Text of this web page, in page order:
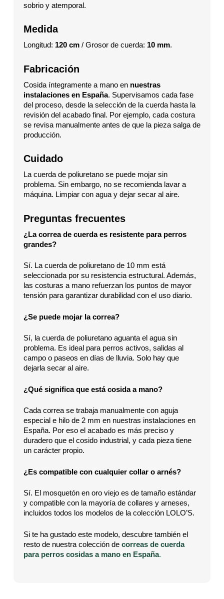
sobrio y atemporal.
Medida
Longitud: 120 cm/ Grosor de cuerda: 10 mm.
Fabricación
Cosida íntegramente a mano en nuestras
instalaciones en España. Supervisamos cada fase
del proceso, desde la selección de la cuerda hasta la
revisión del acabado final. Por ejemplo, cada costura
se revisa manualmente antes de que la pieza salga de
producción.
Cuidado
La cuerda de poliuretano se puede mojar sin
problema. Sin embargo, no se recomienda lavar a
máquina. Limpiar con agua y dejar secar al aire.
Preguntas frecuentes
¿La correa de cuerda es resistente para perros
grandes?
Sí. La cuerda de poliuretano de 10 mm está
seleccionada por su resistencia estructural. Además,
las costuras a mano refuerzan los puntos de mayor
tensión para garantizar durabilidad con el uso diario.
¿Se puede mojar la correa?
Sí, la cuerda de poliuretano aguanta el agua sin
problema. Es ideal para perros activos, salidas al
campo o paseos en días de lluvia. Solo hay que
dejarla secar al aire.
¿Qué significa que está cosida a mano?
Cada correa se trabaja manualmente con aguja
especial e hilo de 2 mm en nuestras instalaciones en
España. Por eso el acabado es más preciso y
duradero que el cosido industrial, y cada pieza tiene
un carácter propio.
¿Es compatible con cualquier collar o arnés?
Sí. El mosquetón en oro viejo es de tamaño estándar
y compatible con la mayoría de collares y arneses,
incluidos todos los modelos de la colección LOLO’S.
Si te ha gustado este modelo, descubre también el
resto de nuestra colección de correas de cuerda
para perros cosidas a mano en España.